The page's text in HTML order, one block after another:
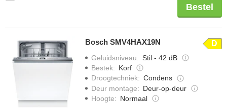
Bestel
Bosch SMV4HAX19N D
Geluidsniveau: Stil - 42 dB
Bestek: Korf
Droogtechniek: Condens
Deur montage: Deur-op-deur
Hoogte: Normaal